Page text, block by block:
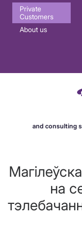
Основная
навигация
Private
Customers
About us
and consulting
на